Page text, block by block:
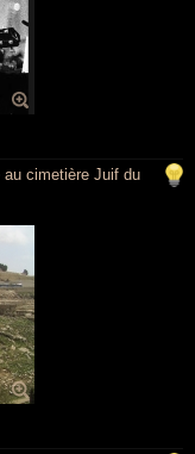
au cimetière Juif du